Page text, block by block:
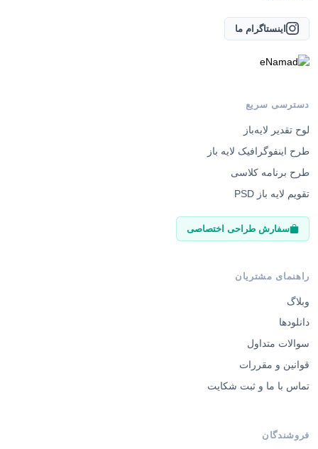
اینستاگرام ما
دسترسی سریع
لوح تقدیر لایه‌باز
طرح اینفوگرافیک لایه باز
طرح برنامه کلاسی
تقویم لایه باز PSD
سفارش طراحی اختصاصی
راهنمای مشتریان
وبلاگ
دانلودها
سوالات متداول
قوانین و مقررات
تماس با ما و ثبت شکایت
فروشندگان